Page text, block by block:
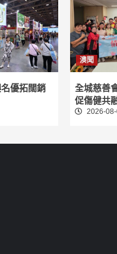
優拓闊銷
澳聞
全城慈善
促傷健共
2026-